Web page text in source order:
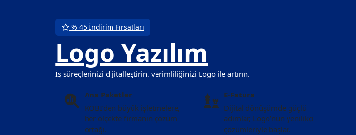
% 45 İndirim Fırsatları
Logo Yazılım
İş süreçlerinizi dijitalleştirin, verimliliğinizi Logo ile artırın.
Ana Paketler
KOBİ’den büyük işletmelere,
her ölçekte firmanın çözüm
ortağı.
E-Fatura
Dijital dönüşümde güçlü
adımlar, Logo’nun yenilikçi
çözümleriyle başlar.